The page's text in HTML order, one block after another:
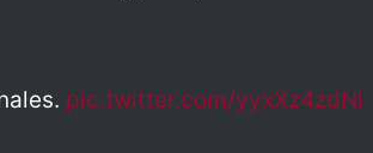
pic.twitter.com/yyxXz4zdNi